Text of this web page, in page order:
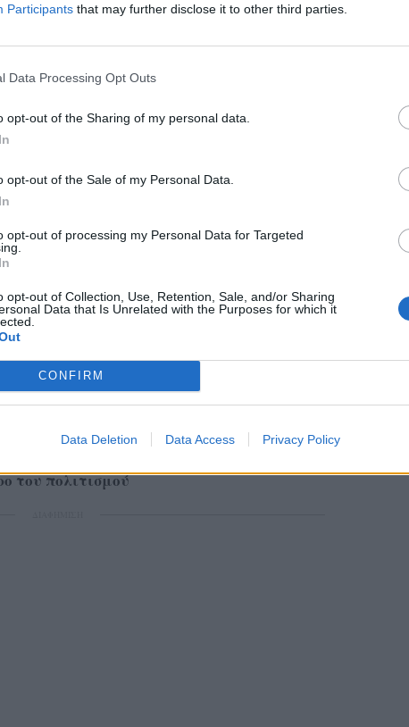
Participants that may further disclose it to other third parties.
Data Processing Opt Outs
opt-out of the Sharing of my personal data.
opt-out of the Sale of my Personal Data.
opt-out of processing my Personal Data for Targeted
opt-out of Collection, Use, Retention, Sale, and/or Sharing
Data that Is Unrelated with the Purposes for which it
CONFIRM
Data Deletion Data Access Privacy Policy
στον Άρειο Πάγο συνοδεύτηκε από
προέρχονται από διαφορετικούς
ομάδες και πεδία δημόσιας δράσης.
των υπογραφόντων αποτυπώνει την
να απευθυνθεί σε ένα ευρύ φάσμα της
του πολιτισμού, της επιστήμης, της
της εργασίας και των κοινωνικών κινημάτων.
του πολιτισμού